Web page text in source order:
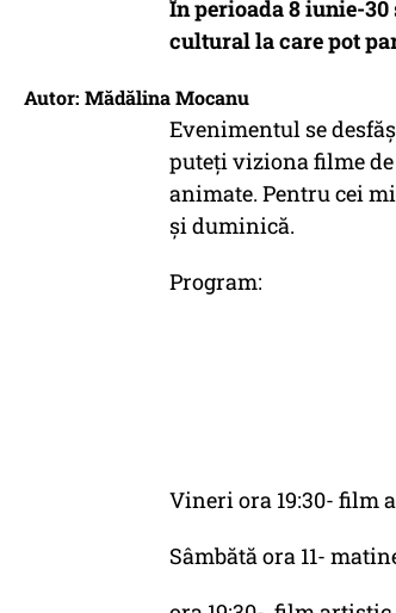
În perioada 8 iunie-
cultural la care pot
Autor: Mădălina Mocanu
Evenimentul se
puteţi viziona filme
animate. Pentru cei
şi duminică.
Program:
Vineri ora 19:30- film
Sâmbătă ora 11-